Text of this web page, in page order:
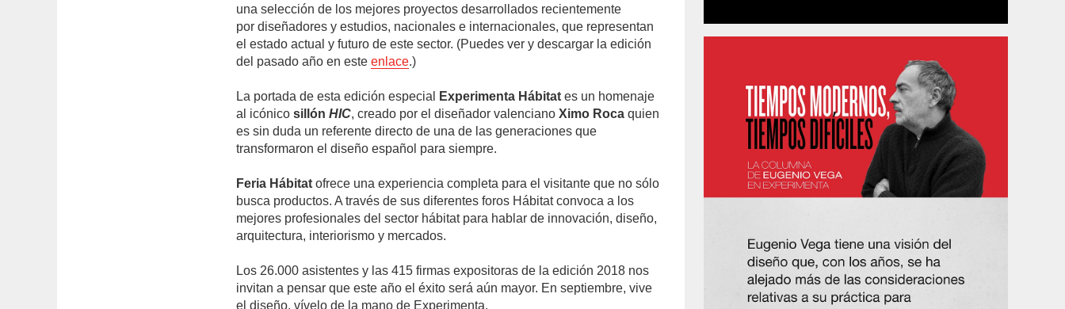
una selección de los mejores proyectos desarrollados recientemente
por diseñadores y estudios, nacionales e internacionales, que representan
el estado actual y futuro de este sector. (Puedes ver y descargar la edición
del pasado año en esteenlace.)
La portada de esta edición especial Experimenta Hábitat es un homenaje
al icónicosillónHIC, creado por el diseñador valencianoXimo Roca quien
es sin duda un referente directo de una de las generaciones que
transformaron el diseño español para siempre.
Feria Hábitat ofrece una experiencia completa para el visitante que no sólo
busca productos. A través de sus diferentes foros Hábitat convoca a los
mejores profesionales del sector hábitat para hablar de innovación, diseño,
arquitectura, interiorismo y mercados.
Los 26.000 asistentes y las 415 firmas expositoras de la edición 2018 nos
invitan a pensar que este año el éxito será aún mayor. En septiembre, vive
el diseño, vívelo de la mano de Experimenta.